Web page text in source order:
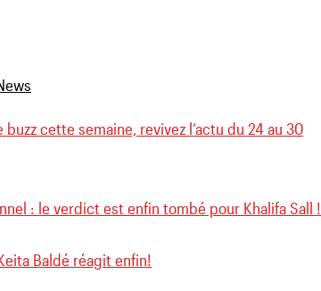
buzz cette semaine, revivez l’actu du 24 au 30
: le verdict est enfin tombé pour Khalifa Sall !
Baldé réagit enfin!